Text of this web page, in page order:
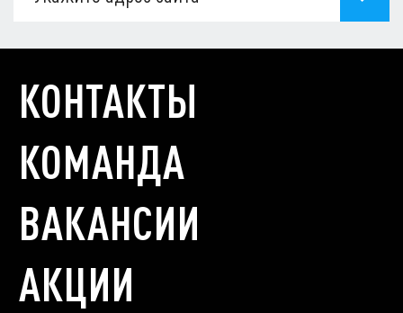
КОНТАКТЫ
КОМАНДА
ВАКАНСИИ
АКЦИИ